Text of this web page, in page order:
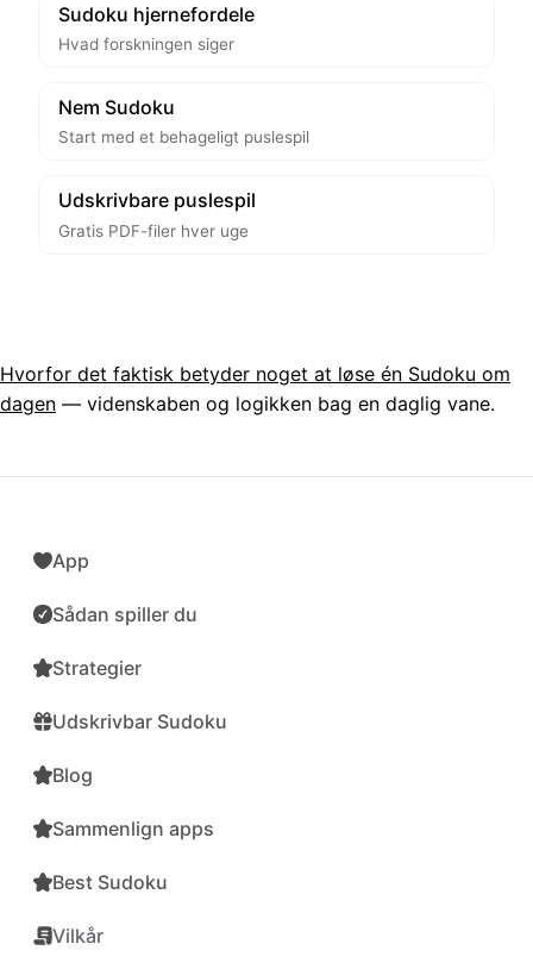
Sudoku hjernefordele
Hvad forskningen siger
Nem Sudoku
Start med et behageligt puslespil
Udskrivbare puslespil
Gratis PDF-filer hver uge
Hvorfor det faktisk betyder noget at løse én Sudoku om
dagen — videnskaben og logikken bag en daglig vane.
App
Sådan spiller du
Strategier
Udskrivbar Sudoku
Blog
Sammenlign apps
Best Sudoku
Vilkår